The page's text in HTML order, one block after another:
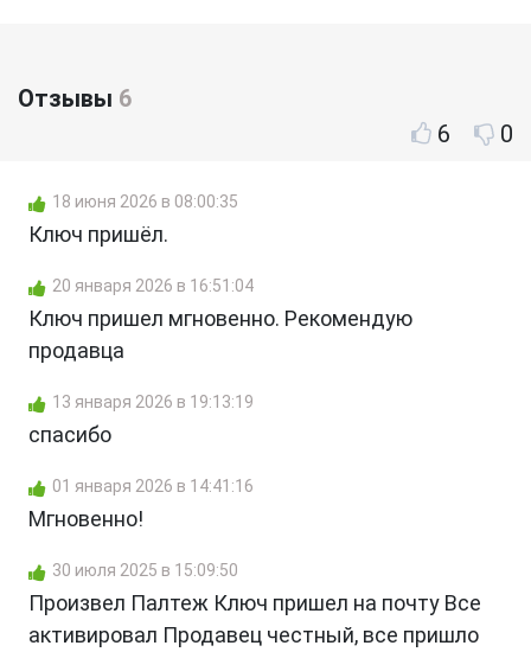
Отзывы 6
6
0
18 июня 2026 в 08:00:35
Ключ пришёл.
20 января 2026 в 16:51:04
Ключ пришел мгновенно. Рекомендую
продавца
13 января 2026 в 19:13:19
спасибо
01 января 2026 в 14:41:16
Мгновенно!
30 июля 2025 в 15:09:50
Произвел Палтеж Ключ пришел на почту Все
активировал Продавец честный, все пришло